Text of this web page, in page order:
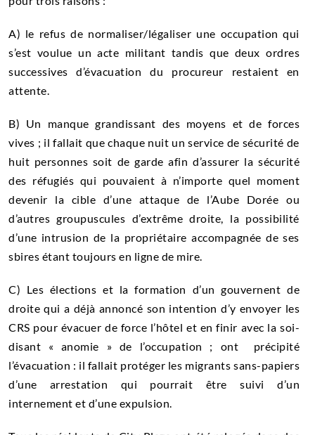
A) le refus de normaliser/légaliser une occupation qui
s’est voulue un acte militant tandis que deux ordres
successives d’évacuation du procureur restaient en
attente.
B) Un manque grandissant des moyens et de forces
vives ; il fallait que chaque nuit un service de sécurité de
huit personnes soit de garde afin d’assurer la sécurité
des réfugiés qui pouvaient à n’importe quel moment
devenir la cible d’une attaque de l’Aube Dorée ou
d’autres groupuscules d’extrême droite, la possibilité
d’une intrusion de la propriétaire accompagnée de ses
sbires étant toujours en ligne de mire.
C) Les élections et la formation d’un gouvernent de
droite qui a déjà annoncé son intention d’y envoyer les
CRS pour évacuer de force l’hôtel et en finir avec la soi-
disant « anomie » de l’occupation ; ont précipité
l’évacuation : il fallait protéger les migrants sans-papiers
d’une arrestation qui pourrait être suivi d’un
internement et d’une expulsion.